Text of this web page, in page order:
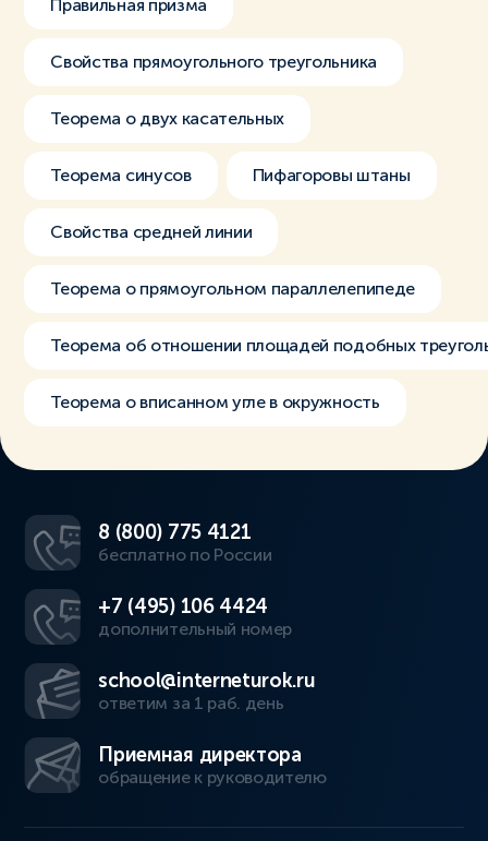
Правильная призма
Свойства прямоугольного треугольника
Теорема о двух касательных
Теорема синусов Пифагоровы штаны
Свойства средней линии
Теорема о прямоугольном параллелепипеде
Теорема об отношении площадей подобных
Теорема о вписанном угле в окружность
8 (800) 775 4121
бесплатно по России
+7 (495) 106 4424
дополнительный номер
school@interneturok.ru
ответим за 1 раб. день
Приемная директора
обращение к руководителю